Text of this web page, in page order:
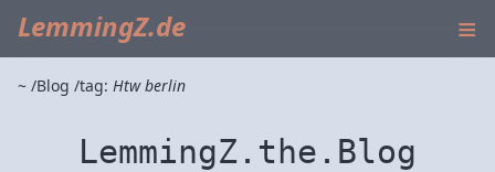
LemmingZ.de ≡
~ Blog tag: Htw berlin
LemmingZ.the.Blog